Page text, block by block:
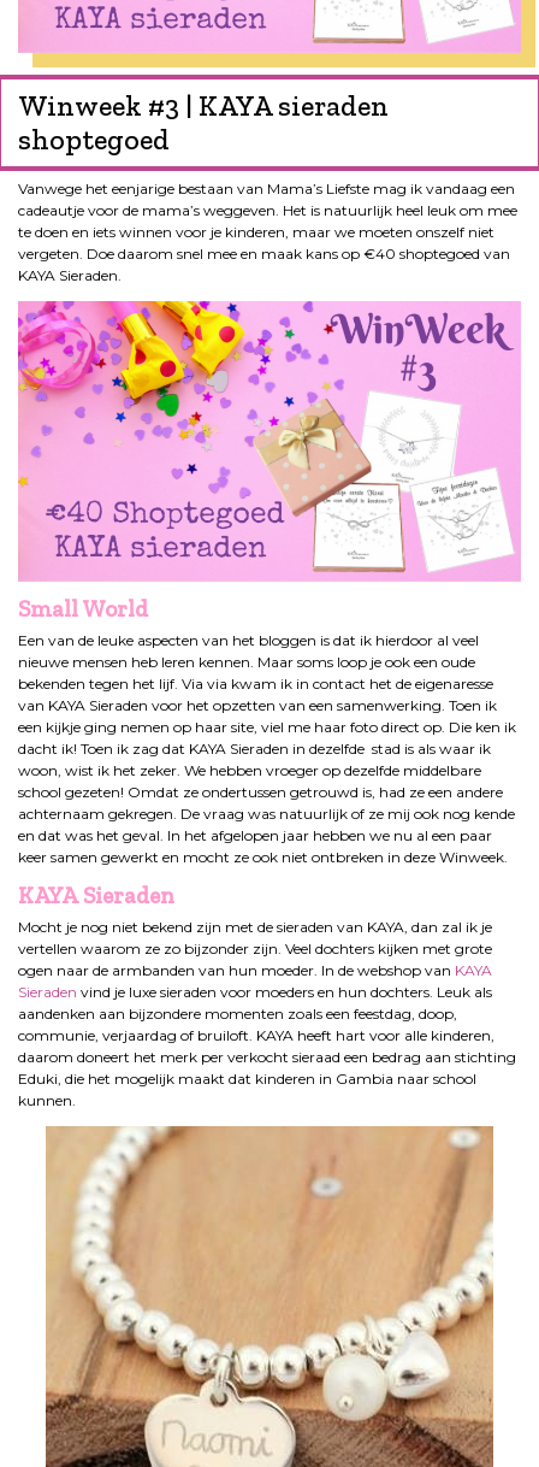
Winweek #3 | KAYA sieraden
shoptegoed
Vanwege het eenjarige bestaan van Mama’s Liefste mag ik vandaag een
cadeautje voor de mama’s weggeven. Het is natuurlijk heel leuk om mee
te doen en iets winnen voor je kinderen, maar we moeten onszelf niet
vergeten. Doe daarom snel mee en maak kans op €40 shoptegoed van
KAYA Sieraden.
Small World
Een van de leuke aspecten van het bloggen is dat ik hierdoor al veel
nieuwe mensen heb leren kennen. Maar soms loop je ook een oude
bekenden tegen het lijf. Via via kwam ik in contact het de eigenaresse
van KAYA Sieraden voor het opzetten van een samenwerking. Toen ik
een kijkje ging nemen op haar site, viel me haar foto direct op. Die ken ik
dacht ik! Toen ik zag dat KAYA Sieraden in dezelfde stad is als waar ik
woon, wist ik het zeker. We hebben vroeger op dezelfde middelbare
school gezeten! Omdat ze ondertussen getrouwd is, had ze een andere
achternaam gekregen. De vraag was natuurlijk of ze mij ook nog kende
en dat was het geval. In het afgelopen jaar hebben we nu al een paar
keer samen gewerkt en mocht ze ook niet ontbreken in deze Winweek.
KAYASieraden
Mocht je nog niet bekend zijn met de sieraden van KAYA, dan zal ik je
vertellen waarom ze zo bijzonder zijn. Veel dochters kijken met grote
ogen naar de armbanden van hun moeder. In de webshop van KAYA
Sieraden vind je luxe sieraden voor moeders en hun dochters. Leuk als
aandenken aan bijzondere momenten zoals een feestdag, doop,
communie, verjaardag of bruiloft. KAYA heeft hart voor alle kinderen,
daarom doneert het merk per verkocht sieraad een bedrag aan stichting
Eduki, die het mogelijk maakt dat kinderen in Gambia naar school
kunnen.